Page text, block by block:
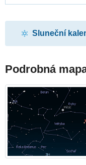
Sluneční
Podrobná